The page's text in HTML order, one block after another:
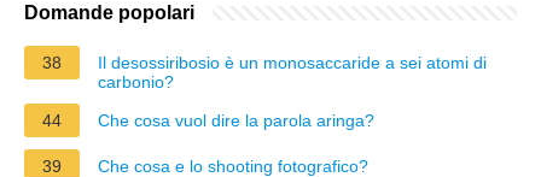
Domande popolari
38
Il desossiribosio è un monosaccaride a sei atomi di
carbonio?
44
Che cosa vuol dire la parola aringa?
39 Che cosa e lo shooting fotografico?